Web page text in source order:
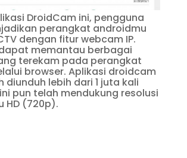
DroidCam ini, pengguna
perangkat androidmu
dengan fitur webcam IP.
memantau berbagai
terekam pada perangkat
browser. Aplikasi droidcam
diunduh lebih dari 1 juta kali
pun telah mendukung resolusi
HD (720p).